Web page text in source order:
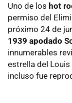
Uno de los hot
permiso del
próximo 24 de
1939 apodado
innumerables
estrella del
incluso fue